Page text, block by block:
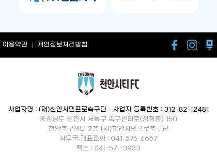
이용약관 개인정보처리방침
사업자명 : (재)천안시민프로축구단
사업자 등록번호 : 312-82-12481
충청남도 천안시 서북구 축구센터로(성정동) 150
천안축구센터 2층 (재)천안시민프로축구단
사무국 대표전화 : 041-576-6667
팩스 : 041-571-3933